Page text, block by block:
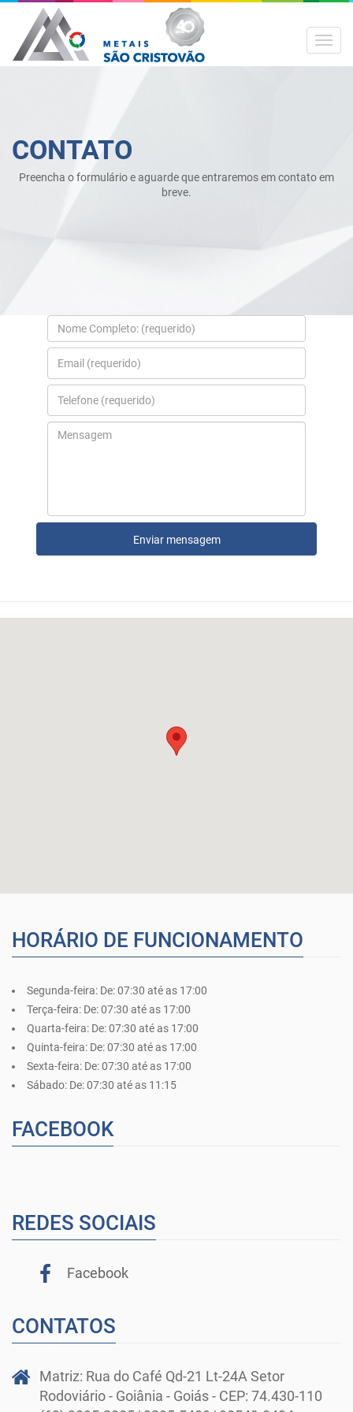
MENU
CONTATO
Preencha o formulário e aguarde que entraremos em contato em
breve.
HORÁRIO DE FUNCIONAMENTO
Segunda-feira: De: 07:30 até as 17:00
Terça-feira: De: 07:30 até as 17:00
Quarta-feira: De: 07:30 até as 17:00
Quinta-feira: De: 07:30 até as 17:00
Sexta-feira: De: 07:30 até as 17:00
Sábado: De: 07:30 até as 11:15
FACEBOOK
REDES SOCIAIS
Facebook
CONTATOS
Matriz: Rua do Café Qd-21 Lt-24A Setor
Rodoviário - Goiânia - Goiás - CEP: 74.430-110